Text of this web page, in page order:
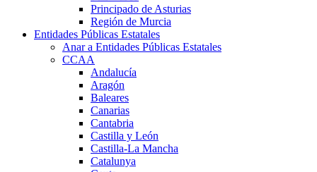
Principado de Asturias
Región de Murcia
Entidades Públicas Estatales
Anar a Entidades Públicas Estatales
CCAA
Andalucía
Aragón
Baleares
Canarias
Cantabria
Castilla y León
Castilla-La Mancha
Catalunya